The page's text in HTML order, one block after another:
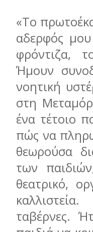
«Το
αδερφός
φρόντιζα,
Ήμουν
νοητική
στη
ένα τέτοιο
πώς να
θεωρούσα
των
θεατρικό,
ταβέρνες.